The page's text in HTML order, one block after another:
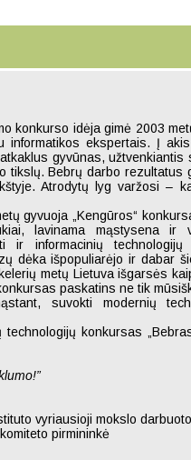
konkurso idėja gimė 2003
informatikos ekspertais. Į
gyvūnas, užtvenkiantis
tikslų. Bebrų darbo rezultatus
Atrodytų lyg varžosi –
gyvuoja „Kengūros“
lavinama mąstysena ir
ir informacinių technologijų
dėka išpopuliarėjo ir dabar
metų Lietuva išgarsės
paskatins ne tik
suvokti modernių
konkursas
vyriausioji mokslo
pirmininkė